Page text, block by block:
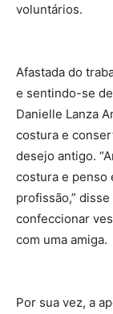
voluntários.
Afastada do
e sentindo-se
Danielle Lanza
costura e
desejo antigo.
costura e penso
profissão,”
confeccionar
com uma amiga.
Por sua vez, a